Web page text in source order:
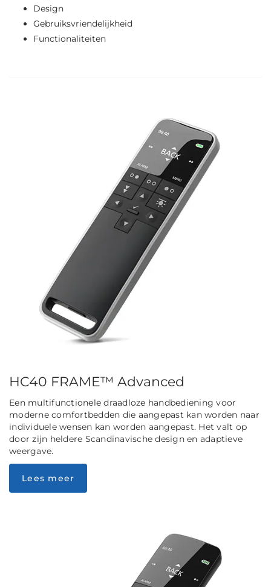
Design
Gebruiksvriendelijkheid
Functionaliteiten
HC40 FRAME™ Advanced
Een multifunctionele draadloze handbediening voor
moderne comfortbedden die aangepast kan worden naar
individuele wensen kan worden aangepast. Het valt op
door zijn heldere Scandinavische design en adaptieve
weergave.
Lees meer